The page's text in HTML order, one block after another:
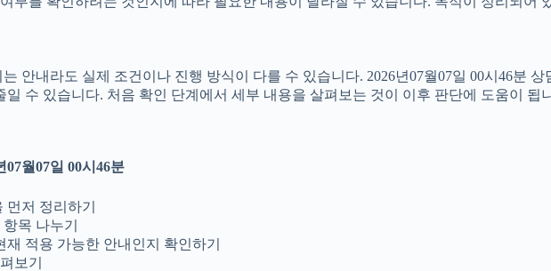
안내라도 실제 조건이나 진행 방식이 다를 수 있습니다. 2026년07월07일 00시46분
수 있습니다. 처음 확인 단계에서 세부 내용을 살펴보는 것이 이후 판단에 도움이 됩
월07일 00시46분
저 정리하기
목 나누기
재 적용 가능한 안내인지 확인하기
보기